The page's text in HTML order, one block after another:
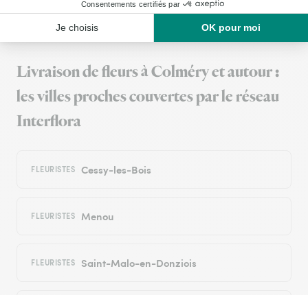
les avis de la marque Interflora sur Trustpilot
Livraison de fleurs à Colméry et autour :
les villes proches couvertes par le réseau
Interflora
FLEURISTES Cessy-les-Bois
FLEURISTES Menou
FLEURISTES Saint-Malo-en-Donziois